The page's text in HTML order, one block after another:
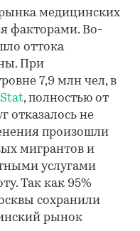
рынка медицинских
факторами. Во-
оттока
При
7,9 млн чел, в
, полностью от
отказалось не
произошли
мигрантов и
услугами
Так как 95%
сохранили
рынок